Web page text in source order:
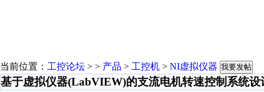
当前位置： 工控论坛 > > 产品 > 工控机 > NI虚拟仪器 我要发帖
基于虚拟仪器(LabVIEW)的支流电机转速控制系统设